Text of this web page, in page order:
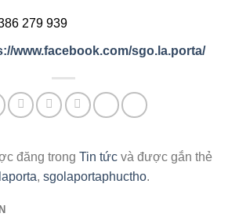
279 939
www.facebook.com/sgo.la.porta/
đăng trong Tin tức và được gắn thẻ
, sgolaportaphuctho.